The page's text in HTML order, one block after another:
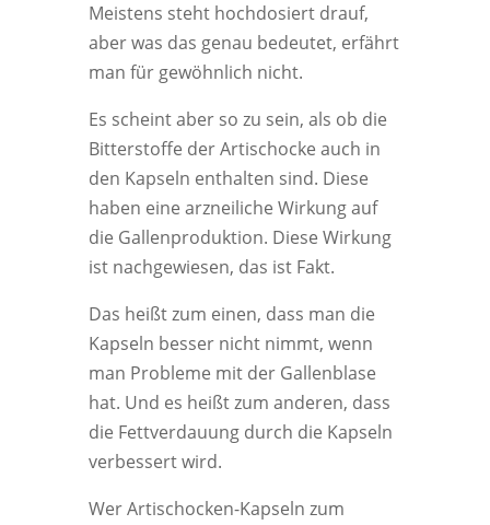
Meistens steht hochdosiert drauf,
aber was das genau bedeutet, erfährt
man für gewöhnlich nicht.
Es scheint aber so zu sein, als ob die
Bitterstoffe der Artischocke auch in
den Kapseln enthalten sind. Diese
haben eine arzneiliche Wirkung auf
die Gallenproduktion. Diese Wirkung
ist nachgewiesen, das ist Fakt.
Das heißt zum einen, dass man die
Kapseln besser nicht nimmt, wenn
man Probleme mit der Gallenblase
hat. Und es heißt zum anderen, dass
die Fettverdauung durch die Kapseln
verbessert wird.
Wer Artischocken-Kapseln zum